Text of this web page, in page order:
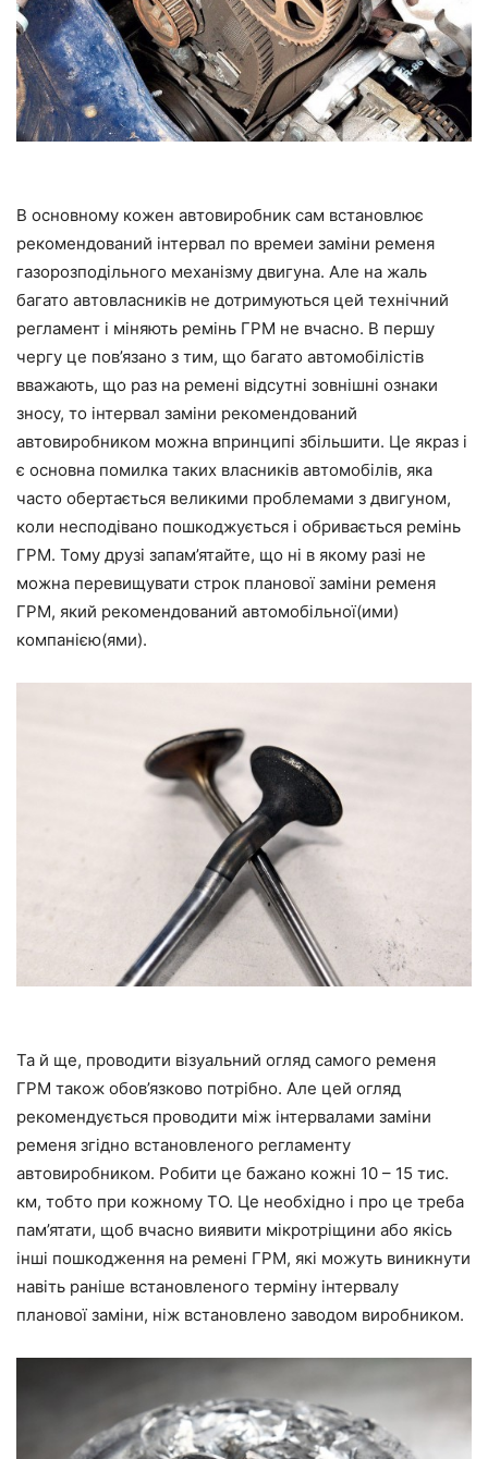
В основному кожен автовиробник сам встановлює
рекомендований інтервал по времеи заміни ременя
газорозподільного механізму двигуна. Але на жаль
багато автовласників не дотримуються цей технічний
регламент і міняють ремінь ГРМ не вчасно. В першу
чергу це пов’язано з тим, що багато автомобілістів
вважають, що раз на ремені відсутні зовнішні ознаки
зносу, то інтервал заміни рекомендований
автовиробником можна впринципі збільшити. Це якраз і
є основна помилка таких власників автомобілів, яка
часто обертається великими проблемами з двигуном,
коли несподівано пошкоджується і обривається ремінь
ГРМ. Тому друзі запам’ятайте, що ні в якому разі не
можна перевищувати строк планової заміни ременя
ГРМ, який рекомендований автомобільної(ими)
компанією(ями).
Та й ще, проводити візуальний огляд самого ременя
ГРМ також обов’язково потрібно. Але цей огляд
рекомендується проводити між інтервалами заміни
ременя згідно встановленого регламенту
автовиробником. Робити це бажано кожні 10 – 15 тис.
км, тобто при кожному ТО. Це необхідно і про це треба
пам’ятати, щоб вчасно виявити мікротріщини або якісь
інші пошкодження на ремені ГРМ, які можуть виникнути
навіть раніше встановленого терміну інтервалу
планової заміни, ніж встановлено заводом виробником.